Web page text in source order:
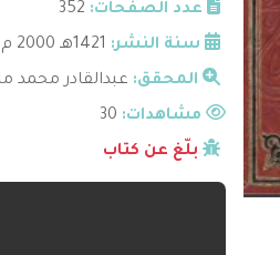
عدد الصفحات: 352
سنة النشر: 1421هـ 2000 م
المحقق: عبدالقادر محمد
مشاهدات:
بلّغ عن كتاب